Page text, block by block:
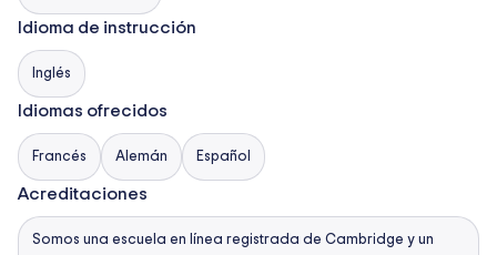
Idioma de instrucción
Inglés
Idiomas ofrecidos
Francés Alemán Español
Acreditaciones
Somos una escuela en línea registrada de Cambridge y un